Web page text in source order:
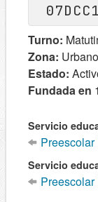
Turno:
Zona: Urbano
Estado:
Fundada en
Servicio
Servicio